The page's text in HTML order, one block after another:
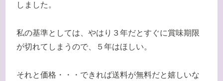
しました。
私の基準としては、やはり３年だとすぐに賞味期限
が切れてしまうので、５年はほしい。
それと価格・・・できれば送料が無料だと嬉しいな